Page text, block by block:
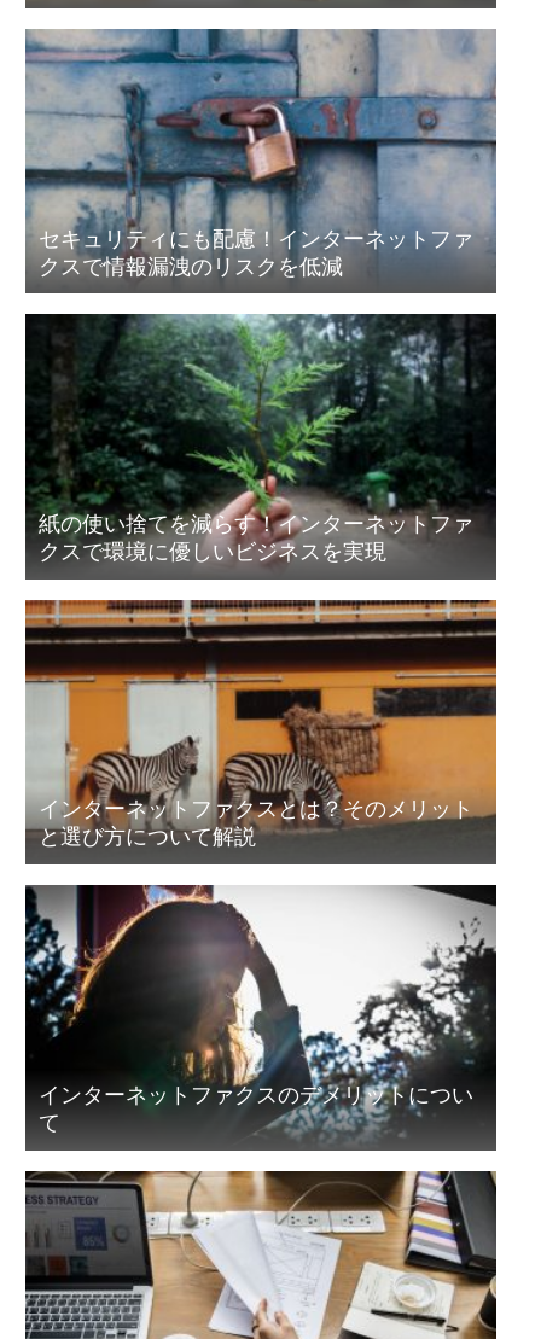
セキュリティにも配慮！インターネットファ
クスで情報漏洩のリスクを低減
紙の使い捨てを減らす！インターネットファ
クスで環境に優しいビジネスを実現
インターネットファクスとは？そのメリット
と選び方について解説
インターネットファクスのデメリットについ
て